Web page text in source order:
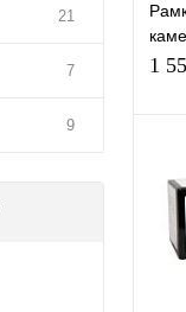
21
7
9
1
клик